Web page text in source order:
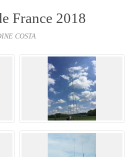
France 2018
COSTA